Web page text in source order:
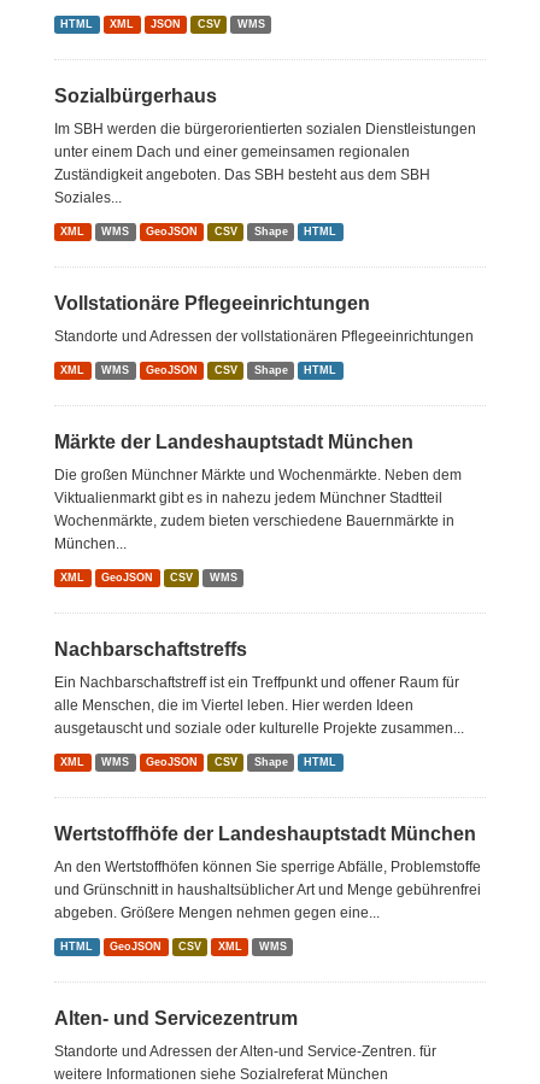
HTML XML JSON CSV WMS
Sozialbürgerhaus
Im SBH werden die bürgerorientierten sozialen Dienstleistungen
unter einem Dach und einer gemeinsamen regionalen
Zuständigkeit angeboten. Das SBH besteht aus dem SBH
Soziales...
XML WMS GeoJSON CSV Shape HTML
Vollstationäre Pflegeeinrichtungen
Standorte und Adressen der vollstationären Pflegeeinrichtungen
XML WMS GeoJSON CSV Shape HTML
Märkte der Landeshauptstadt München
Die großen Münchner Märkte und Wochenmärkte. Neben dem
Viktualienmarkt gibt es in nahezu jedem Münchner Stadtteil
Wochenmärkte, zudem bieten verschiedene Bauernmärkte in
München...
XML GeoJSON CSV WMS
Nachbarschaftstreffs
Ein Nachbarschaftstreff ist ein Treffpunkt und offener Raum für
alle Menschen, die im Viertel leben. Hier werden Ideen
ausgetauscht und soziale oder kulturelle Projekte zusammen...
XML WMS GeoJSON CSV Shape HTML
Wertstoffhöfe der Landeshauptstadt München
An den Wertstoffhöfen können Sie sperrige Abfälle, Problemstoffe
und Grünschnitt in haushaltsüblicher Art und Menge gebührenfrei
abgeben. Größere Mengen nehmen gegen eine...
HTML GeoJSON CSV XML WMS
Alten- und Servicezentrum
Standorte und Adressen der Alten-und Service-Zentren. für
weitere Informationen siehe Sozialreferat München